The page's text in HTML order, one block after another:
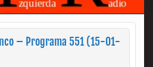
– Programa 551 (15-01-